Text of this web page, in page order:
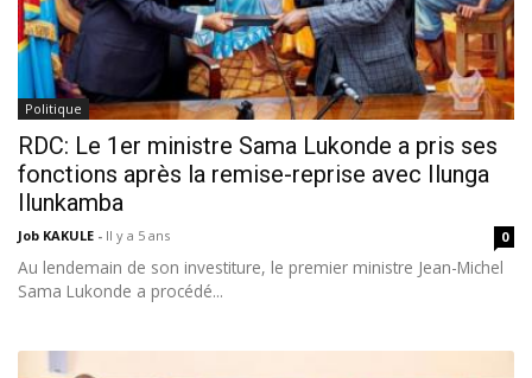
Politique
RDC: Le 1er ministre Sama Lukonde a pris ses
fonctions après la remise-reprise avec Ilunga
Ilunkamba
Job KAKULE - Il y a 5 ans 0
Au lendemain de son investiture, le premier ministre Jean-Michel
Sama Lukonde a procédé...